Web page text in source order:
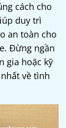
cách cho
duy trì
an toàn cho
Đừng ngần
gia hoặc kỹ
về tình